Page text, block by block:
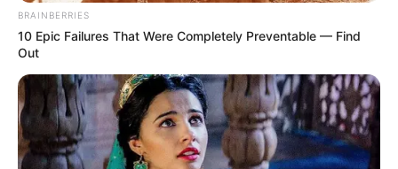
สนใจลงโฆษณา ติดต่อได้ที่onlinesales@mono.co.th
ตลาดนัด ทำเล หมอแมน พลังเลข ฮวงจุ้ยตลาดนัด
ฮวงจุ้ยร้านค้า
เสริมดวงค้าขาย
BRAINBERRIES
10 Epic Failures That Were Completely Preventable — Find
Out